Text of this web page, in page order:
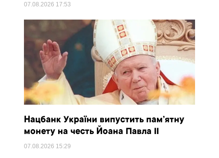
07.08.2026 17:53
Нацбанк України випустить пам’ятну
монету на честь Йоана Павла II
07.08.2026 15:29